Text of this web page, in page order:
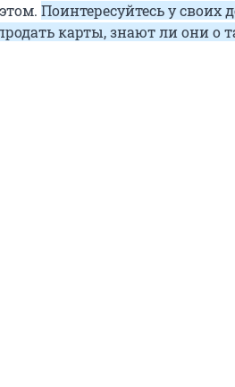
Поинтересуйтесь у своих
карты, знают ли они о